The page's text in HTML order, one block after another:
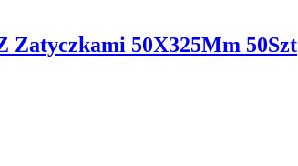
Zatyczkami 50X325Mm 50Szt